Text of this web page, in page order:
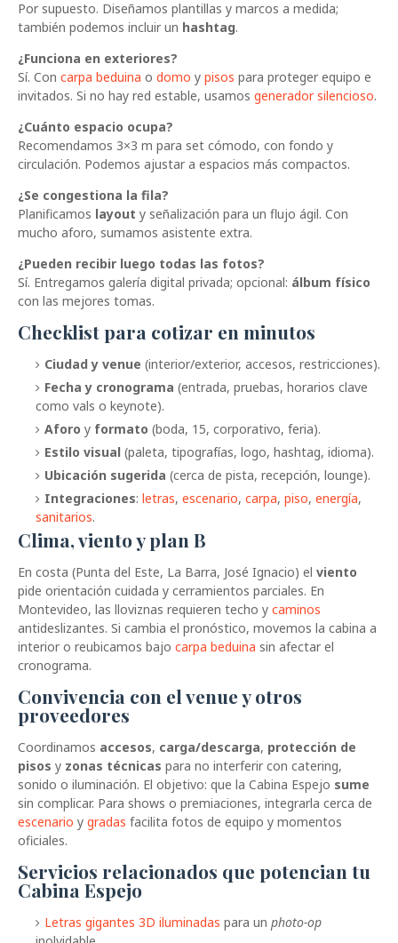
Por supuesto. Diseñamos plantillas y marcos a medida;
también podemos incluir un hashtag.
¿Funciona en exteriores?
Sí. Con carpa beduina o domo y pisos para proteger equipo e
invitados. Si no hay red estable, usamos generador silencioso.
¿Cuánto espacio ocupa?
Recomendamos 3×3 m para set cómodo, con fondo y
circulación. Podemos ajustar a espacios más compactos.
¿Se congestiona la fila?
Planificamos layout y señalización para un flujo ágil. Con
mucho aforo, sumamos asistente extra.
¿Pueden recibir luego todas las fotos?
Sí. Entregamos galería digital privada; opcional: álbum físico
con las mejores tomas.
Checklist para cotizar en minutos
Ciudad y venue (interior/exterior, accesos, restricciones).
Fecha y cronograma (entrada, pruebas, horarios clave
como vals o keynote).
Aforo y formato (boda, 15, corporativo, feria).
Estilo visual (paleta, tipografías, logo, hashtag, idioma).
Ubicación sugerida (cerca de pista, recepción, lounge).
Integraciones: letras, escenario, carpa, piso, energía,
sanitarios.
Clima, viento y plan B
En costa (Punta del Este, La Barra, José Ignacio) el viento
pide orientación cuidada y cerramientos parciales. En
Montevideo, las lloviznas requieren techo y caminos
antideslizantes. Si cambia el pronóstico, movemos la cabina a
interior o reubicamos bajo carpa beduina sin afectar el
cronograma.
Convivencia con el venue y otros
proveedores
Coordinamos accesos, carga/descarga, protección de
pisos y zonas técnicas para no interferir con catering,
sonido o iluminación. El objetivo: que la Cabina Espejo sume
sin complicar. Para shows o premiaciones, integrarla cerca de
escenario y gradas facilita fotos de equipo y momentos
oficiales.
Servicios relacionados que potencian tu
Cabina Espejo
Letras gigantes 3D iluminadas para un photo-op